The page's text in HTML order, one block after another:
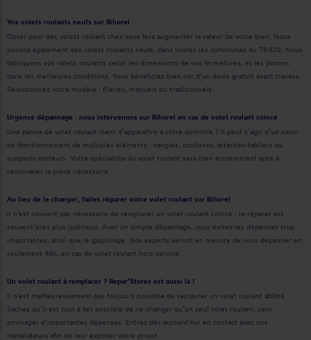
Vos volets roulants neufs sur Bihorel
Opter pour des volets roulant chez vous fera augmenter la valeur de votre bien. Nous
posons également des volets roulants neufs, dans toutes les communes du 76420. Nous
fabriquons vos volets roulants selon les dimensions de vos fermetures, et les posons
dans les meilleures conditions. Vous bénéficiez bien sûr d’un devis gratuit avant travaux.
Sélectionnez votre modèle : filaires, manuels ou traditionnels.
Urgence dépannage : nous intervenons sur Bihorel en cas de volet roulant coincé
Une panne de volet roulant vient d’apparaître à votre domicile ? Il peut s’agir d’un souci
de fonctionnement de multiples éléments : sangles, coulisses, attaches-tabliers ou
supports moteurs. Votre spécialiste du volet roulant sera bien évidemment apte à
renouveler la pièce nécessaire.
Au lieu de le changer, faites réparer votre volet roulant sur Bihorel
Il n’est souvent pas nécessaire de remplacer un volet roulant coincé : le réparer est
souvent bien plus judicieux. Avec un simple dépannage, vous évitez les dépenses trop
importantes, ainsi que le gaspillage. Nos experts seront en mesure de vous dépanner en
seulement 48h, en cas de volet roulant hors service.
Un volet roulant à remplacer ? Repar’Stores est aussi là !
Il n’est malheureusement pas toujours possible de restaurer un volet roulant abîmé.
Sachez qu’il est tout à fait possible de ne changer qu’un seul volet roulant, sans
envisager d’importantes dépenses. Entrez dès aujourd’hui en contact avec nos
installateurs afin de leur exposer votre projet.